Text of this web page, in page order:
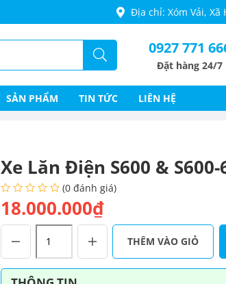
Địa chỉ: Xóm Vải,
0927 771
Đặt hàng 24/7
SẢN PHẨM TIN TỨC LIÊN HỆ
Xe Lăn Điện S600 & S600-
(0 đánh giá)
18.000.000₫
Lăn
Điện
THÊM VÀO GIỎ